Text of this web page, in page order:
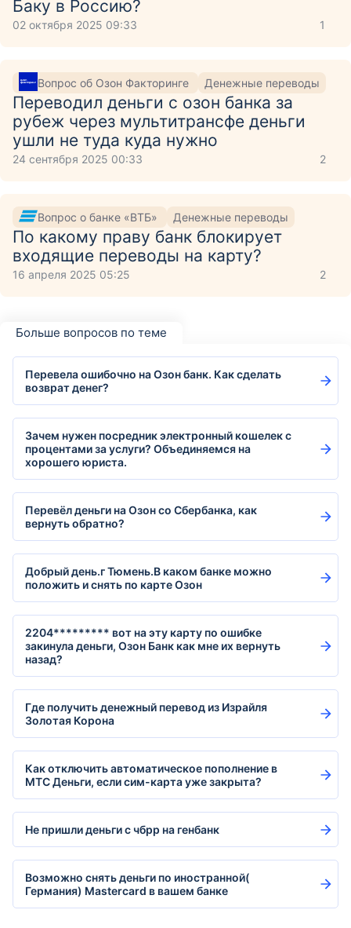
Баку в Россию?
02 октября 2025 09:33 1
Вопрос об Озон Факторинге Денежные переводы
Переводил деньги с озон банка за
рубеж через мультитрансфе деньги
ушли не туда куда нужно
24 сентября 2025 00:33 2
Вопрос о банке «ВТБ» Денежные переводы
По какому праву банк блокирует
входящие переводы на карту?
16 апреля 2025 05:25 2
Больше вопросов по теме
Перевела ошибочно на Озон банк. Как сделать
возврат денег?
Зачем нужен посредник электронный кошелек с
процентами за услуги? Объединяемся на
хорошего юриста.
Перевёл деньги на Озон со Сбербанка, как
вернуть обратно?
Добрый день.г Тюмень.В каком банке можно
положить и снять по карте Озон
2204********* вот на эту карту по ошибке
закинула деньги, Озон Банк как мне их вернуть
назад?
Где получить денежный перевод из Израйля
Золотая Корона
Как отключить автоматическое пополнение в
МТС Деньги, если сим-карта уже закрыта?
Не пришли деньги с чбрр на генбанк
Возможно снять деньги по иностранной(
Германия) Mastercard в вашем банке